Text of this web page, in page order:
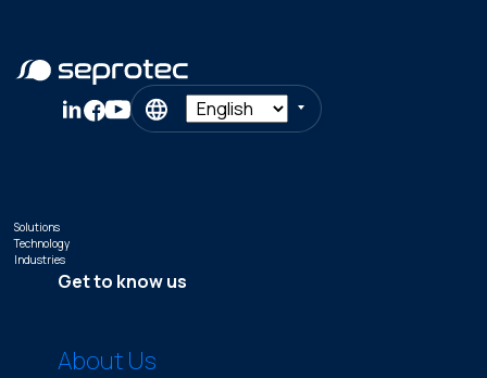
Solutions
Technology
Industries
Get to know us
About Us